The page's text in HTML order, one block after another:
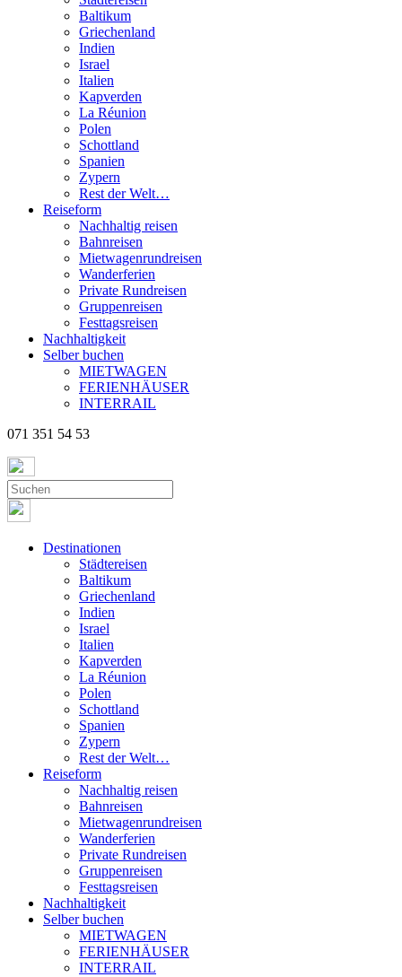
Baltikum
Griechenland
Indien
Israel
Italien
Kapverden
La Réunion
Polen
Schottland
Spanien
Zypern
Rest der Welt…
Reiseform
Nachhaltig reisen
Bahnreisen
Mietwagenrundreisen
Wanderferien
Private Rundreisen
Gruppenreisen
Festtagsreisen
Nachhaltigkeit
Selber buchen
MIETWAGEN
FERIENHÄUSER
INTERRAIL
071 351 54 53
Destinationen
Städtereisen
Baltikum
Griechenland
Indien
Israel
Italien
Kapverden
La Réunion
Polen
Schottland
Spanien
Zypern
Rest der Welt…
Reiseform
Nachhaltig reisen
Bahnreisen
Mietwagenrundreisen
Wanderferien
Private Rundreisen
Gruppenreisen
Festtagsreisen
Nachhaltigkeit
Selber buchen
MIETWAGEN
FERIENHÄUSER
INTERRAIL